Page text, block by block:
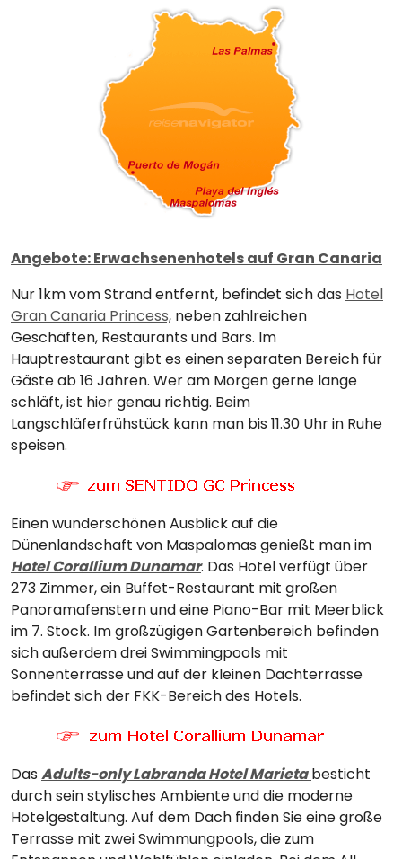
Angebote: Erwachsenenhotels auf Gran Canaria
Nur 1km vom Strand entfernt, befindet sich das Hotel
Gran Canaria Princess, neben zahlreichen
Geschäften, Restaurants und Bars. Im
Hauptrestaurant gibt es einen separaten Bereich für
Gäste ab 16 Jahren. Wer am Morgen gerne lange
schläft, ist hier genau richtig. Beim
Langschläferfrühstück kann man bis 11.30 Uhr in Ruhe
speisen.
Einen wunderschönen Ausblick auf die
Dünenlandschaft von Maspalomas genießt man im
Hotel Corallium Dunamar. Das Hotel verfügt über
273 Zimmer, ein Buffet-Restaurant mit großen
Panoramafenstern und eine Piano-Bar mit Meerblick
im 7. Stock. Im großzügigen Gartenbereich befinden
sich außerdem drei Swimmingpools mit
Sonnenterrasse und auf der kleinen Dachterrasse
befindet sich der FKK-Bereich des Hotels.
Das Adults-only Labranda Hotel Marieta besticht
durch sein stylisches Ambiente und die moderne
Hotelgestaltung. Auf dem Dach finden Sie eine große
Terrasse mit zwei Swimmungpools, die zum